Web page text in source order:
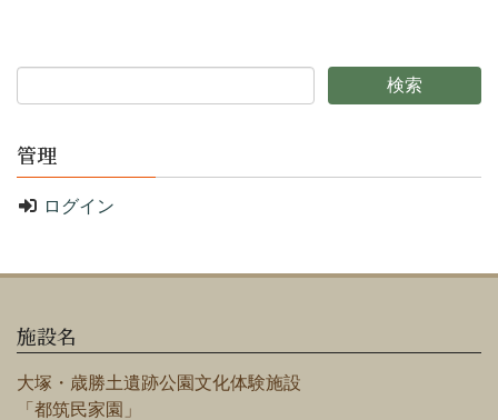
管理
ログイン
施設名
大塚・歳勝土遺跡公園文化体験施設
「都筑民家園」